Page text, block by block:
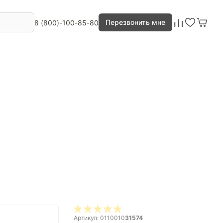
8 (800)-100-85-80 Перезвонить мне
Артикул: 011001031574